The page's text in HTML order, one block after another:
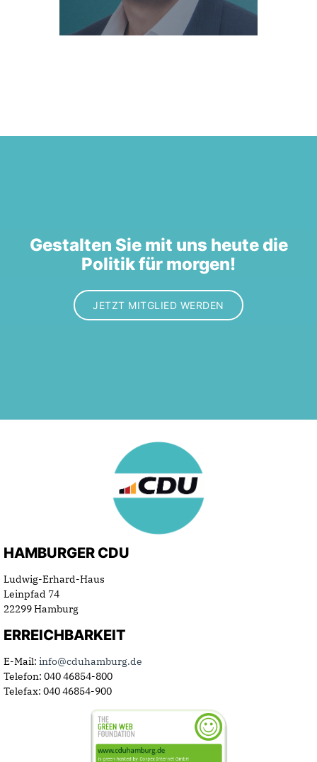
Gestalten Sie mit uns heute die
Politik für morgen!
JETZT MITGLIED WERDEN
HAMBURGER CDU
Ludwig-Erhard-Haus
Leinpfad 74
22299 Hamburg
ERREICHBARKEIT
E-Mail: info@cduhamburg.de
Telefon: 040 46854-800
Telefax: 040 46854-900